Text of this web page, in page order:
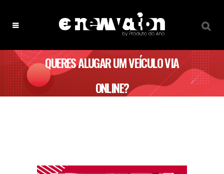
QUERES ALUGAR UM VEÍCULO VIA
ONLINE?